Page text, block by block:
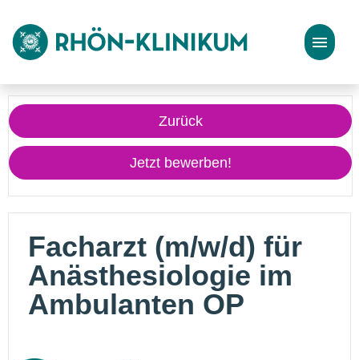
Stellenangebote
Bewerbungstipps
Zurück
Jetzt bewerben!
Facharzt (m/w/d) für
Anästhesiologie im
Ambulanten OP